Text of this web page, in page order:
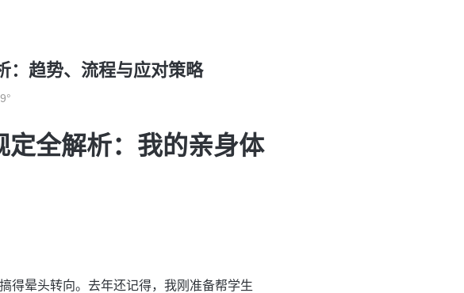
：趋势、流程与应对策略
全解析：我的亲身体
得晕头转向。去年还记得，我刚准备帮学生